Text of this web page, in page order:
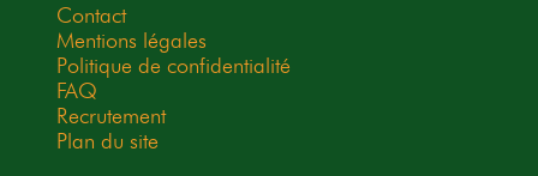
Contact
Mentions légales
Politique de confidentialité
FAQ
Recrutement
Plan du site